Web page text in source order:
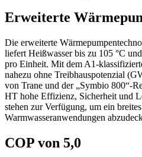
Erweiterte
Die erweiterte
liefert Heißwasser bis zu 105 °C
pro Einheit. Mit dem A1-
nahezu ohne Treibhauspotenzial
von Trane und der „Symbio 800“-
HT hohe Effizienz, Sicherheit und
stehen zur Verfügung, um ein
Warmwasseranwendungen
COP von 5,0